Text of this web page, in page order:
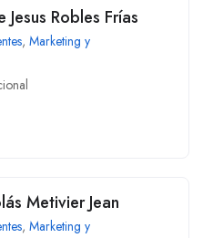
Jesus Robles Frías
, Marketing y
Metivier Jean
, Marketing y